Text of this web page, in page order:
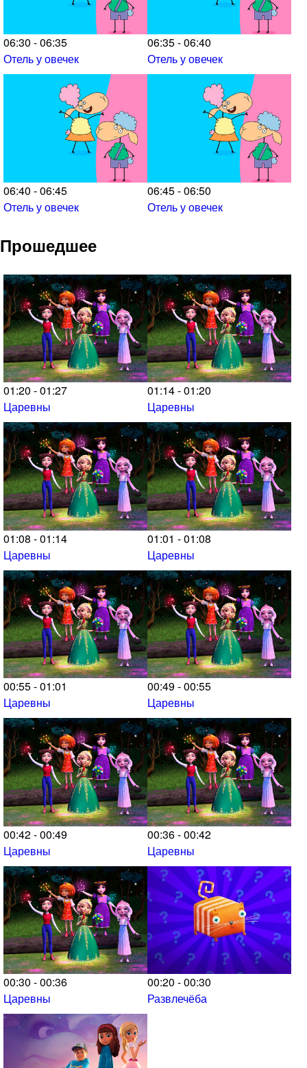
06:30 - 06:35
Отель у овечек
06:35 - 06:40
Отель у овечек
06:40 - 06:45
Отель у овечек
06:45 - 06:50
Отель у овечек
Прошедшее
01:20 - 01:27
Царевны
01:14 - 01:20
Царевны
01:08 - 01:14
Царевны
01:01 - 01:08
Царевны
00:55 - 01:01
Царевны
00:49 - 00:55
Царевны
00:42 - 00:49
Царевны
00:36 - 00:42
Царевны
00:30 - 00:36
Царевны
00:20 - 00:30
Развлечёба